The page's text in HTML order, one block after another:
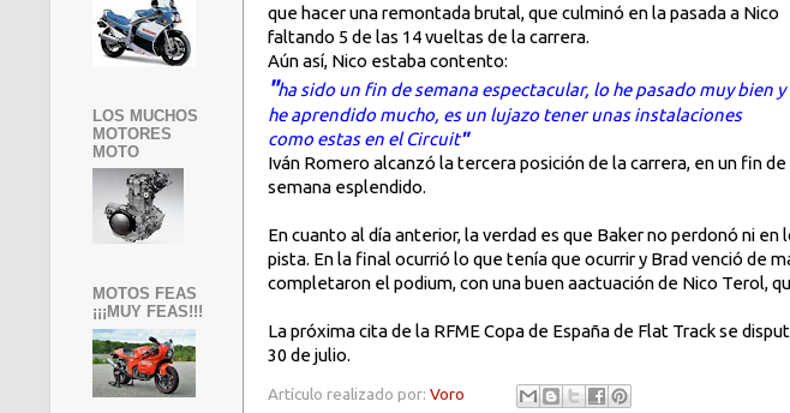
que hacer una remontada brutal, que culminó en la pasada a Nico
faltando 5 de las 14 vueltas de la carrera.
Aún así, Nico estaba contento:
"ha sido un fin de semana espectacular, lo he pasado muy bien y
he aprendido mucho, es un lujazo tener unas instalaciones
como estas en el Circuit"
Iván Romero alcanzó la tercera posición de la carrera, en un fin de
semana esplendido.
En cuanto al día anterior, la verdad es que Baker no perdonó ni
pista. En la final ocurrió lo que tenía que ocurrir y Brad venció de
completaron el podium, con una buen aactuación de Nico Terol,
La próxima cita de la RFME Copa de España de Flat Track se
30 de julio.
Artículo realizado por: Voro
LOS MUCHOS
MOTORES
MOTO
MOTOS FEAS
¡¡¡MUY FEAS!!!